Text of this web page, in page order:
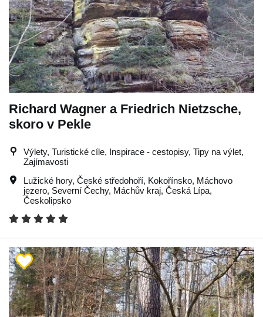
Richard Wagner a Friedrich Nietzsche,
skoro v Pekle
Výlety, Turistické cíle, Inspirace - cestopisy, Tipy na výlet,
Zajímavosti
Lužické hory, České středohoří, Kokořínsko, Máchovo
jezero, Severní Čechy, Máchův kraj, Česká Lípa,
Českolipsko